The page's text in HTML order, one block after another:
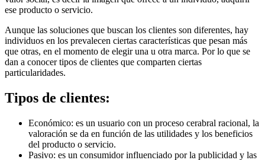
ese producto o servicio.
Aunque las soluciones que buscan los clientes son diferentes, hay
individuos en los prevalecen ciertas características que pesan más
que otras, en el momento de elegir una u otra marca. Por lo que se
dan a conocer tipos de clientes que comparten ciertas
particularidades.
Tipos de clientes:
Económico: es un usuario con un proceso cerabral racional, la
valoración se da en función de las utilidades y los beneficios
del producto o servicio.
Pasivo: es un consumidor influenciado por la publicidad y las